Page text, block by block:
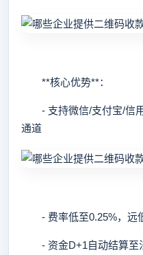
**核心优势**：
- 支持微信/支付宝/信用
通道
- 费率低至0.25%，远
- 资金D+1自动结算至